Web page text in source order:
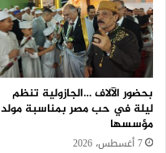
بحضور الآلاف …الجازولية تنظم
ليلة في حب مصر بمناسبة مولد
مؤسسها
7 أغسطس، 2026